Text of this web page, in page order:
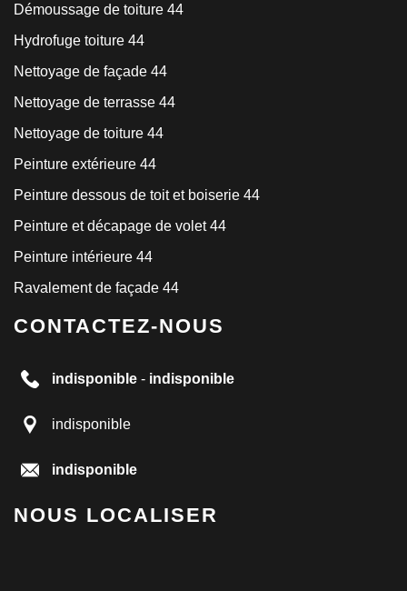
Démoussage de toiture 44
Hydrofuge toiture 44
Nettoyage de façade 44
Nettoyage de terrasse 44
Nettoyage de toiture 44
Peinture extérieure 44
Peinture dessous de toit et boiserie 44
Peinture et décapage de volet 44
Peinture intérieure 44
Ravalement de façade 44
CONTACTEZ-NOUS
indisponible - indisponible
indisponible
indisponible
NOUS LOCALISER